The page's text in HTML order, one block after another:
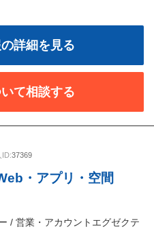
詳細を見る
て相談する
ID:37369
・アプリ・空間
/ 営業・アカウントエグゼクテ